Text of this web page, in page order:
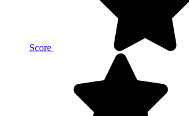
Score